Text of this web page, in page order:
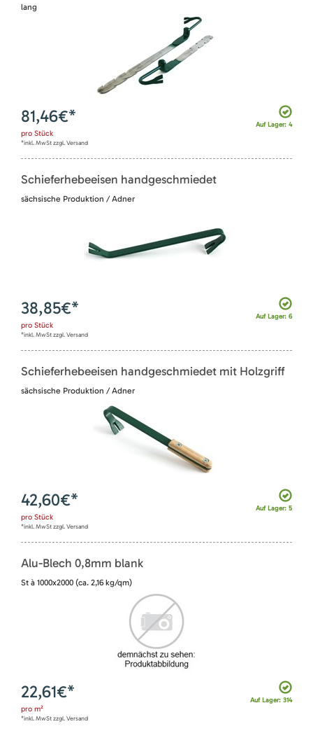
lang
Auf Lager: 4
81,46€*
pro Stück
*inkl. MwSt zzgl. Versand
Schieferhebeeisen handgeschmiedet
sächsische Produktion / Adner
Auf Lager: 6
38,85€*
pro Stück
*inkl. MwSt zzgl. Versand
Schieferhebeeisen handgeschmiedet mit Holzgriff
sächsische Produktion / Adner
Auf Lager: 5
42,60€*
pro Stück
*inkl. MwSt zzgl. Versand
Alu-Blech 0,8mm blank
St à 1000x2000 (ca. 2,16 kg/qm)
Auf Lager: 314
22,61€*
pro m²
*inkl. MwSt zzgl. Versand